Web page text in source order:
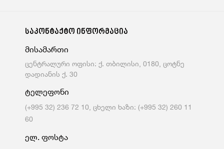
საკონტაქტო ინფორმაცია
მისამართი
ცენტრალური ოფისი: ქ. თბილისი, 0180, ცოტნე
დადიანის ქ. 30
ტელეფონი
(+995 32) 236 72 10, ცხელი ხაზი: (+995 32) 260 11
60
ელ. ფოსტა